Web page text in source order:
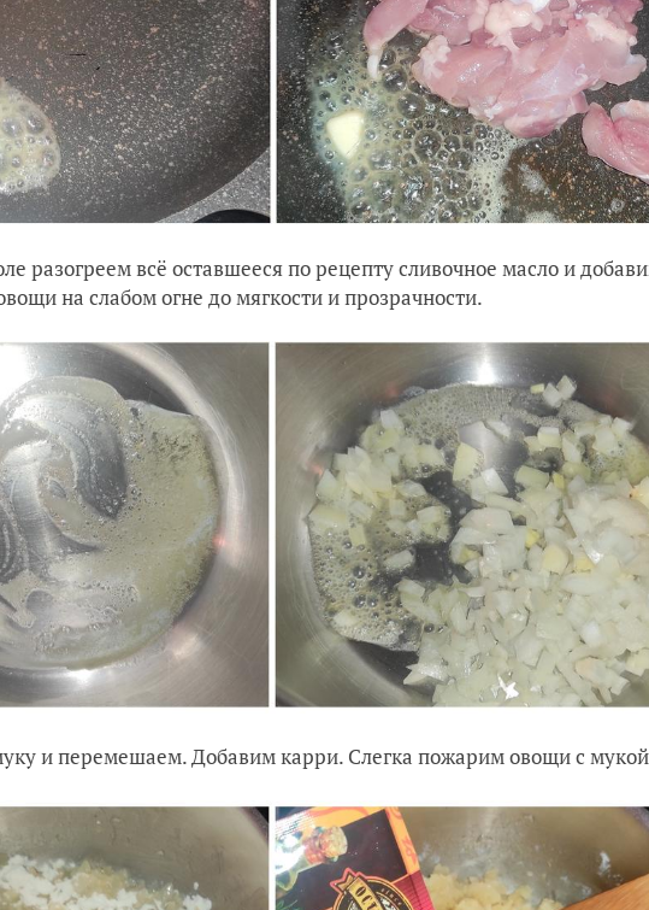
разогреем всё оставшееся по рецепту сливочное масло и
на слабом огне до мягкости и прозрачности.
и перемешаем. Добавим карри. Слегка пожарим овощи с